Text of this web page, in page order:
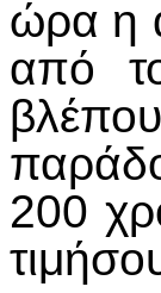
ώρα η
από
200